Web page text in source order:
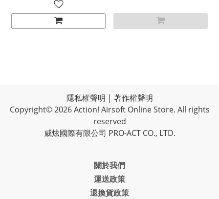
隱私權聲明 | 著作權聲明
Copyright© 2026 Action! Airsoft Online Store. All rights
reserved
威炫國際有限公司 PRO-ACT CO., LTD.
關於我們
運送政策
退換貨政策